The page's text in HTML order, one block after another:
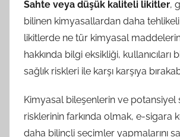
Sahte veya düşük kaliteli likitler,
bilinen kimyasallardan daha
likitlerde ne tür kimyasal
hakkında bilgi eksikliği, kullanıcıları
sağlık riskleri ile karşı karşıya
Kimyasal bileşenlerin ve potansiyel
risklerinin farkında olmak, e-sigara
daha bilinçli seçimler yapmalarını